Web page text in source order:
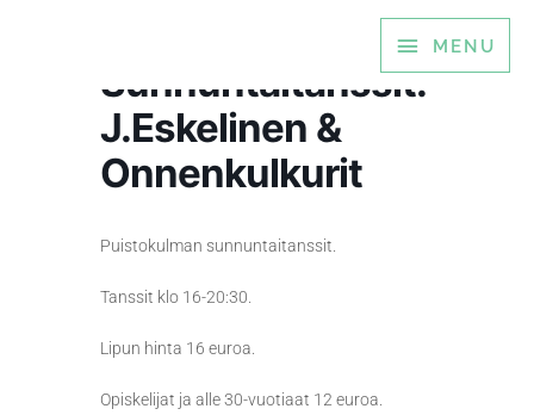
MENU
MENU
Sunnuntaitanssit:
J.Eskelinen &
Onnenkulkurit
Puistokulman sunnuntaitanssit.
Tanssit klo 16-20:30.
Lipun hinta 16 euroa.
Opiskelijat ja alle 30-vuotiaat 12 euroa.